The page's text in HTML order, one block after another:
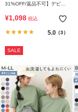
31%OFF/返品不可】デビラ
トレーナー
¥1,098 税込
5.0（3）
SALE